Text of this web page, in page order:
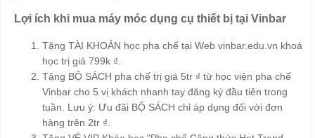
Lợi ích khi mua máy móc dụng cụ thiết bị tại Vinbar
Tặng TÀI KHOẢN học pha chế tại Web vinbar.edu.vn khoá
học trị giá 799k ₫.
Tặng BỘ SÁCH pha chế trị giá 5tr ₫ từ học viện pha chế
Vinbar cho 5 vị khách nhanh tay đăng ký đầu tiên trong
tuần. Lưu ý: Ưu đãi BỘ SÁCH chỉ áp dụng đối với đơn
hàng trên 2tr ₫.